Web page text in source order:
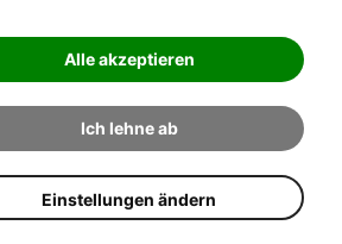
Alle akzeptieren
Ich lehne ab
Einstellungen ändern
Login Impressum
Datenschutz
– Bezirk Liezen Online |